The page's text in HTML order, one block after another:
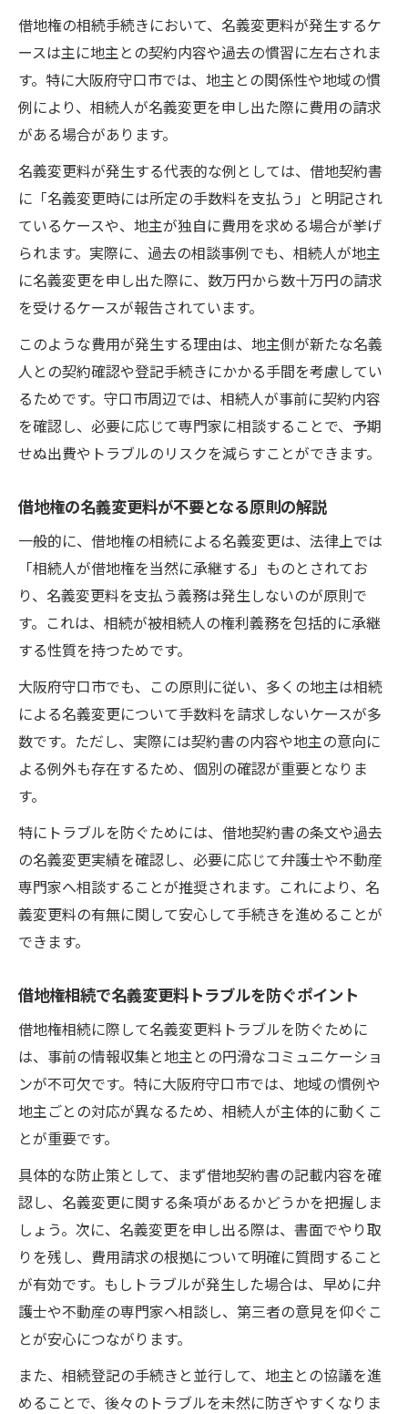
借地権の相続手続きにおいて、名義変更料が発生するケ
ースは主に地主との契約内容や過去の慣習に左右されま
す。特に大阪府守口市では、地主との関係性や地域の慣
例により、相続人が名義変更を申し出た際に費用の請求
がある場合があります。
名義変更料が発生する代表的な例としては、借地契約書
に「名義変更時には所定の手数料を支払う」と明記され
ているケースや、地主が独自に費用を求める場合が挙げ
られます。実際に、過去の相談事例でも、相続人が地主
に名義変更を申し出た際に、数万円から数十万円の請求
を受けるケースが報告されています。
このような費用が発生する理由は、地主側が新たな名義
人との契約確認や登記手続きにかかる手間を考慮してい
るためです。守口市周辺では、相続人が事前に契約内容
を確認し、必要に応じて専門家に相談することで、予期
せぬ出費やトラブルのリスクを減らすことができます。
借地権の名義変更料が不要となる原則の解説
一般的に、借地権の相続による名義変更は、法律上では
「相続人が借地権を当然に承継する」ものとされてお
り、名義変更料を支払う義務は発生しないのが原則で
す。これは、相続が被相続人の権利義務を包括的に承継
する性質を持つためです。
大阪府守口市でも、この原則に従い、多くの地主は相続
による名義変更について手数料を請求しないケースが多
数です。ただし、実際には契約書の内容や地主の意向に
よる例外も存在するため、個別の確認が重要となりま
す。
特にトラブルを防ぐためには、借地契約書の条文や過去
の名義変更実績を確認し、必要に応じて弁護士や不動産
専門家へ相談することが推奨されます。これにより、名
義変更料の有無に関して安心して手続きを進めることが
できます。
借地権相続で名義変更料トラブルを防ぐポイント
借地権相続に際して名義変更料トラブルを防ぐために
は、事前の情報収集と地主との円滑なコミュニケーショ
ンが不可欠です。特に大阪府守口市では、地域の慣例や
地主ごとの対応が異なるため、相続人が主体的に動くこ
とが重要です。
具体的な防止策として、まず借地契約書の記載内容を確
認し、名義変更に関する条項があるかどうかを把握しま
しょう。次に、名義変更を申し出る際は、書面でやり取
りを残し、費用請求の根拠について明確に質問すること
が有効です。もしトラブルが発生した場合は、早めに弁
護士や不動産の専門家へ相談し、第三者の意見を仰ぐこ
とが安心につながります。
また、相続登記の手続きと並行して、地主との協議を進
めることで、後々のトラブルを未然に防ぎやすくなりま